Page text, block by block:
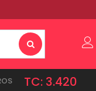
TC: 3.420